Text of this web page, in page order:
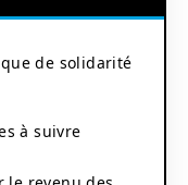
de solidarité
à suivre